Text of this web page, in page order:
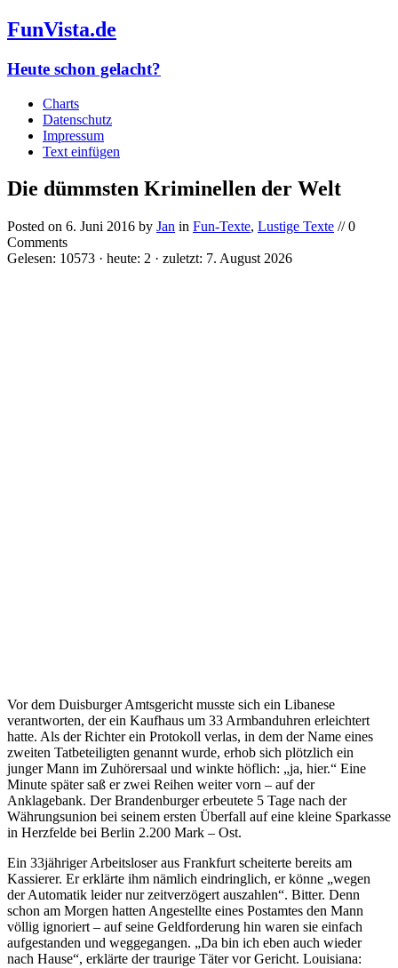
FunVista.de
Heute schon gelacht?
Charts
Datenschutz
Impressum
Text einfügen
Die dümmsten Kriminellen der Welt
Posted on 6. Juni 2016 by Jan in Fun-Texte, Lustige Texte // 0
Comments
Gelesen: 10573 · heute: 2 · zuletzt: 7. August 2026
Vor dem Duisburger Amtsgericht musste sich ein Libanese
verantworten, der ein Kaufhaus um 33 Armbanduhren erleichtert
hatte. Als der Richter ein Protokoll verlas, in dem der Name eines
zweiten Tatbeteiligten genannt wurde, erhob sich plötzlich ein
junger Mann im Zuhörersaal und winkte höflich: „ja, hier.“ Eine
Minute später saß er zwei Reihen weiter vorn – auf der
Anklagebank. Der Brandenburger erbeutete 5 Tage nach der
Währungsunion bei seinem ersten Überfall auf eine kleine Sparkasse
in Herzfelde bei Berlin 2.200 Mark – Ost.
Ein 33jähriger Arbeitsloser aus Frankfurt scheiterte bereits am
Kassierer. Er erklärte ihm nämlich eindringlich, er könne „wegen
der Automatik leider nur zeitverzögert auszahlen“. Bitter. Denn
schon am Morgen hatten Angestellte eines Postamtes den Mann
völlig ignoriert – auf seine Geldforderung hin waren sie einfach
aufgestanden und weggegangen. „Da bin ich eben auch wieder
nach Hause“, erklärte der traurige Täter vor Gericht. Louisiana: